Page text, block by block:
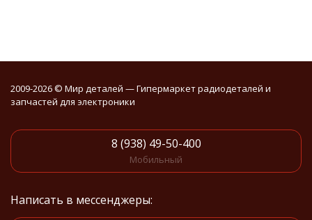
2009-2026 © Мир деталей — Гипермаркет радиодеталей и
запчастей для электроники
8 (938) 49-50-400
Мобильный
Написать в мессенджеры: